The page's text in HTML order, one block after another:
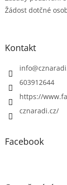
Žádost dotčné
Kontakt
info@
603912644
https://
cznaradi.cz/
Facebook